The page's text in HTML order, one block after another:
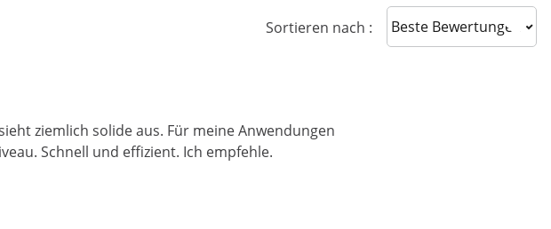
Sortieren nach : Sort reviews
ziemlich solide aus. Für meine Anwendungen
Schnell und effizient. Ich empfehle.